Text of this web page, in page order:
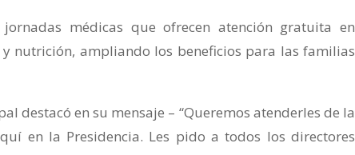
médicas que ofrecen atención gratuita en
nutrición, ampliando los beneficios para las familias
destacó en su mensaje – “Queremos atenderles de la
en la Presidencia. Les pido a todos los directores